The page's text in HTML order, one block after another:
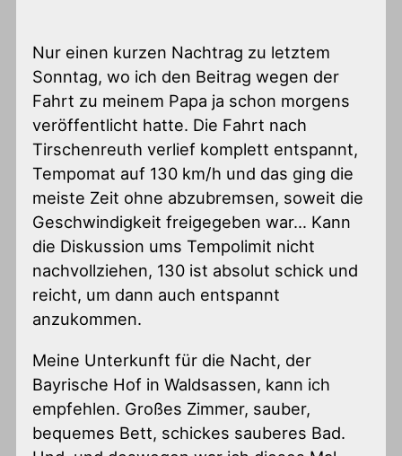
Nur einen kurzen Nachtrag zu letztem
Sonntag, wo ich den Beitrag wegen der
Fahrt zu meinem Papa ja schon morgens
veröffentlicht hatte. Die Fahrt nach
Tirschenreuth verlief komplett entspannt,
Tempomat auf 130 km/h und das ging die
meiste Zeit ohne abzubremsen, soweit die
Geschwindigkeit freigegeben war… Kann
die Diskussion ums Tempolimit nicht
nachvollziehen, 130 ist absolut schick und
reicht, um dann auch entspannt
anzukommen.
Meine Unterkunft für die Nacht, der
Bayrische Hof in Waldsassen, kann ich
empfehlen. Großes Zimmer, sauber,
bequemes Bett, schickes sauberes Bad.